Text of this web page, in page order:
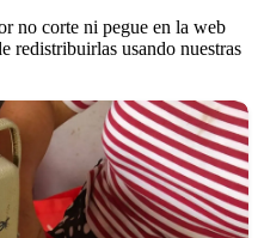
no corte ni pegue en la web
redistribuirlas usando nuestras